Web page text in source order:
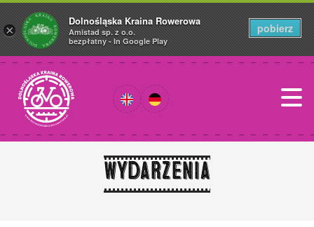
Wydarzenia
×
Dolnośląska Kraina Rowerowa
Amistad sp. z o.o.
bezpłatny - In Google Play
pobierz